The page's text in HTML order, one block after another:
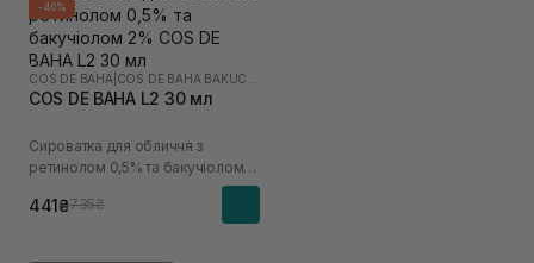
-40%
COS DE BAHA
COS DE BAHA L2 30 мл
Сироватка для обличчя з
ретинолом 0,5% та бакучіолом
441₴735₴